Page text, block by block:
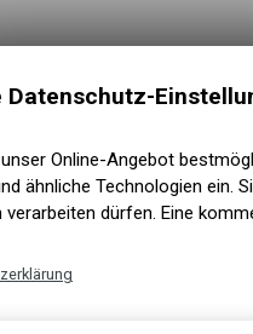
Datenschutz-
Online-Angebot
ähnliche Technologien ein.
verarbeiten dürfen. Eine